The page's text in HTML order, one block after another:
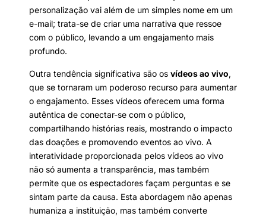
personalização vai além de um simples nome em um
e-mail; trata-se de criar uma narrativa que ressoe
com o público, levando a um engajamento mais
profundo.
Outra tendência significativa são os vídeos ao vivo,
que se tornaram um poderoso recurso para aumentar
o engajamento. Esses vídeos oferecem uma forma
autêntica de conectar-se com o público,
compartilhando histórias reais, mostrando o impacto
das doações e promovendo eventos ao vivo. A
interatividade proporcionada pelos vídeos ao vivo
não só aumenta a transparência, mas também
permite que os espectadores façam perguntas e se
sintam parte da causa. Esta abordagem não apenas
humaniza a instituição, mas também converte